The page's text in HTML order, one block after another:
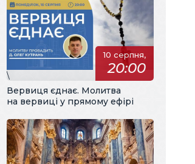
10 серпня,
20:00
\
Вервиця єднає. Молитва
на вервиці у прямому ефірі